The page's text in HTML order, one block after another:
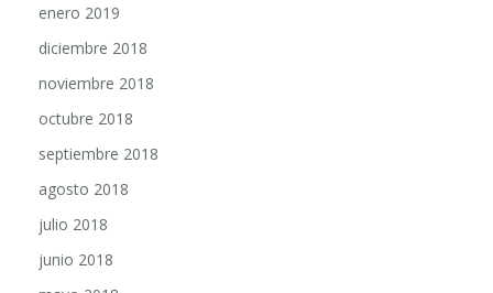
diciembre 2018
noviembre 2018
octubre 2018
septiembre 2018
agosto 2018
julio 2018
junio 2018
mayo 2018